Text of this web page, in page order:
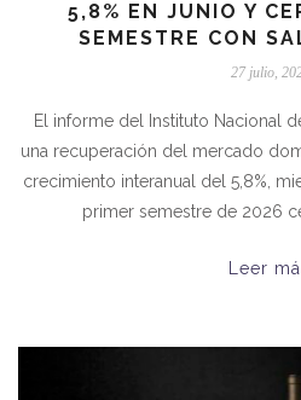
5,8% EN JUNIO Y
SEMESTRE CON
27 julio,
El informe del Instituto Nacional
una recuperación del mercado
crecimiento interanual del 5,8%,
primer semestre de 2026
Leer